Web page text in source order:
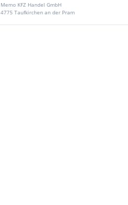
Memo KFZ Handel GmbH
4775 Taufkirchen an der Pram